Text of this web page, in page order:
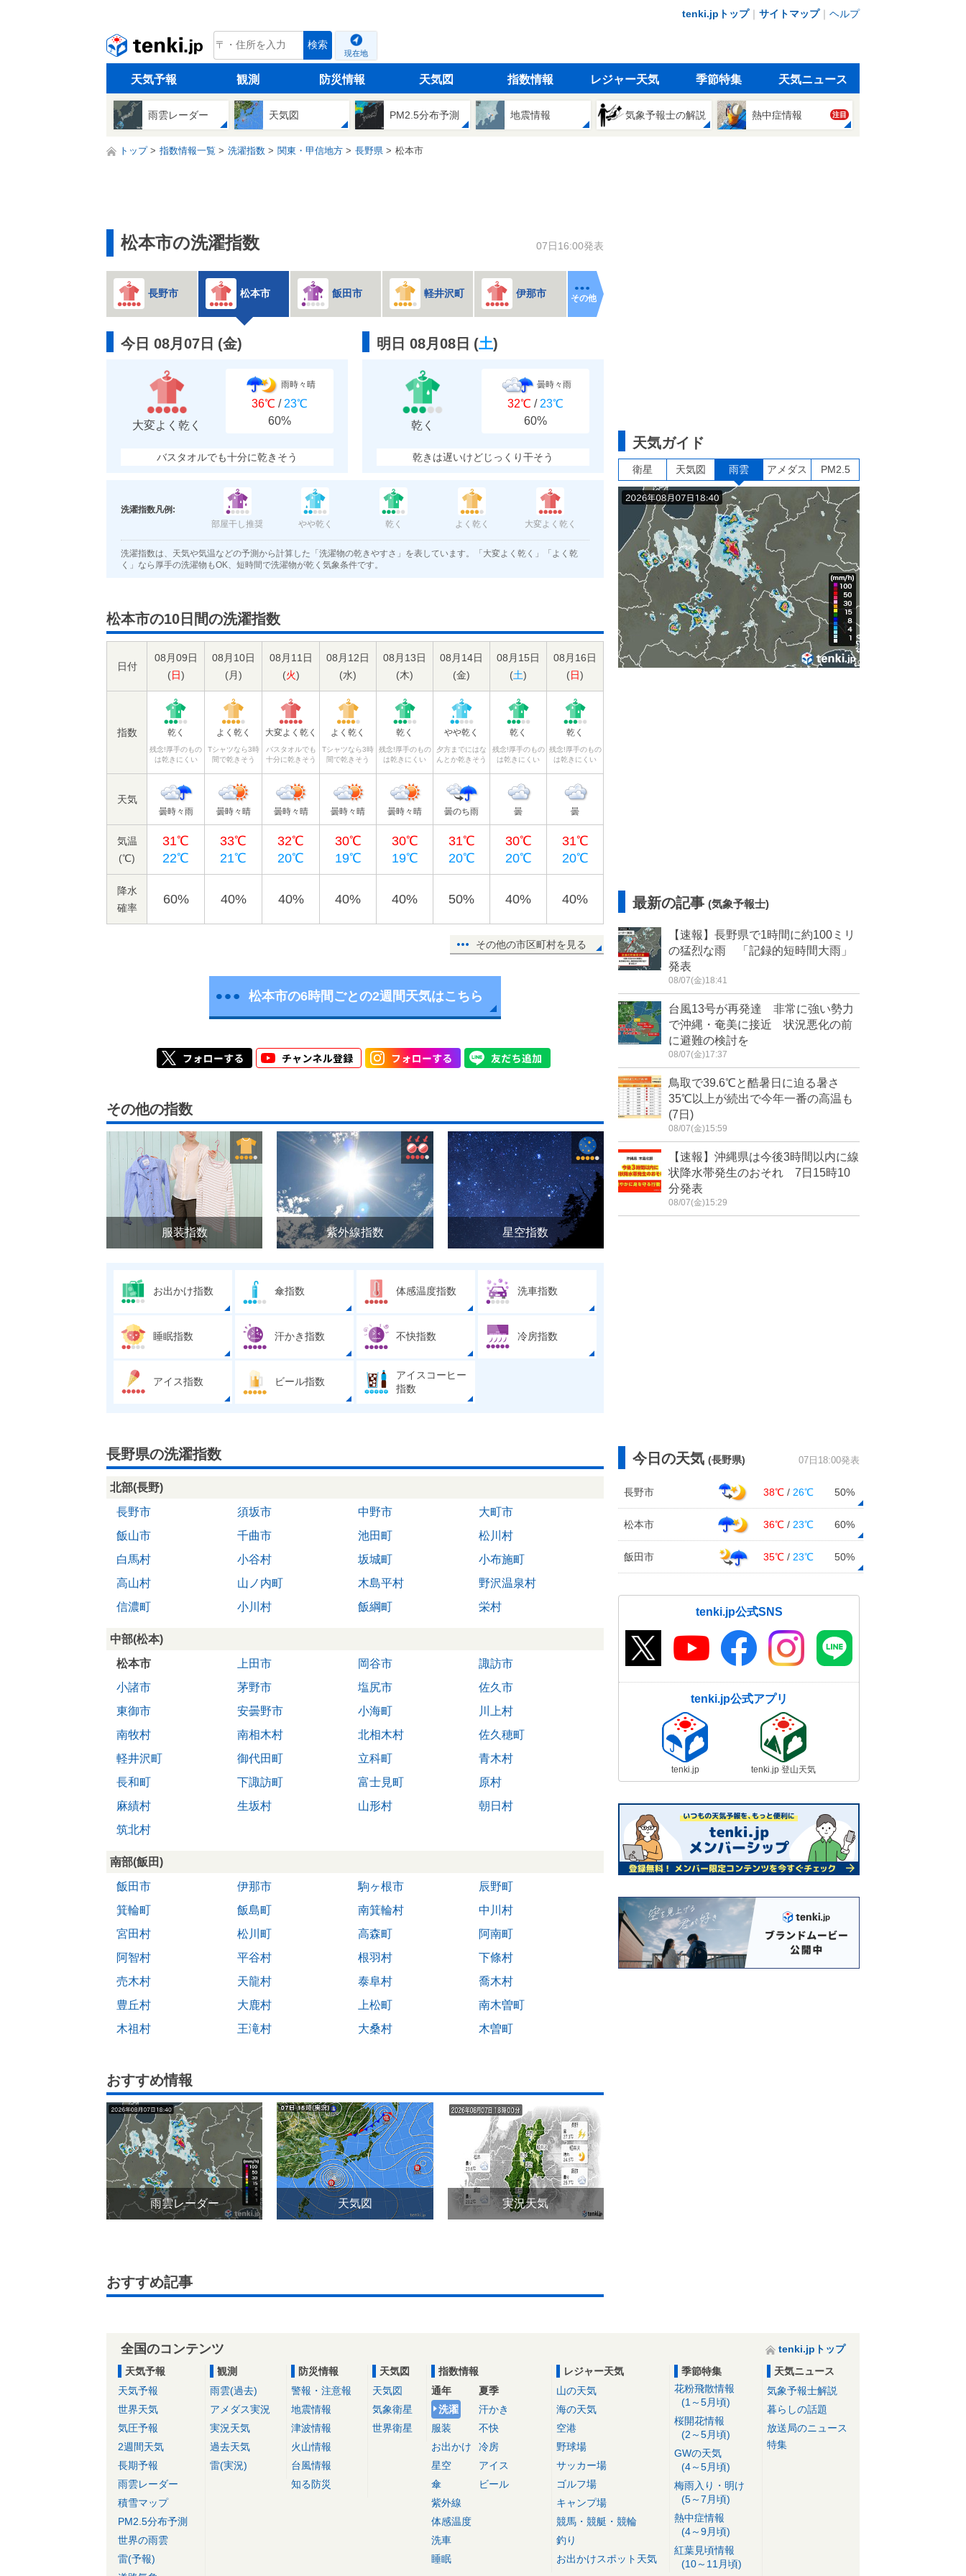
tenki.jpトップ｜ サイトマップ｜ ヘルプ
tenki.jp 検索
現在地
天気予報 観測 防災情報 天気図 指数情報 レジャー天気 季節特集 天気ニュース
雨雲レーダー 天気図 PM2.5分布予測 地震情報 気象予報士の解説 熱中症情報 注目
トップ 指数情報一覧 洗濯指数 関東・甲信地方 長野県 松本市
松本市の洗濯指数 07日16:00発表
長野市 松本市 飯田市 軽井沢町 伊那市 その他
今日 08月07日 (金)
大変よく乾く
雨時々晴
36℃ / 23℃
60%
バスタオルでも十分に乾きそう
明日 08月08日 (土)
乾く
曇時々雨
32℃ / 23℃
60%
乾きは遅いけどじっくり干そう
洗濯指数凡例:
部屋干し推奨
やや乾く 乾く よく乾く 大変よく乾く
洗濯指数は、天気や気温などの予測から計算した「洗濯物の乾きやすさ」を表しています。「大変よく乾く」「よく乾
く」なら厚手の洗濯物もOK、短時間で洗濯物が乾く気象条件です。
松本市の10日間の洗濯指数
日付
08月09日
(日)
08月10日
(月)
08月11日
(火)
08月12日
(水)
08月13日
(木)
08月14日
(金)
08月15日
(土)
08月16日
(日)
指数 乾く
残念!厚手のもの
は乾きにくい
よく乾く
Tシャツなら3時
間で乾きそう
大変よく乾く
バスタオルでも
十分に乾きそう
よく乾く
Tシャツなら3時
間で乾きそう
乾く
残念!厚手のもの
は乾きにくい
やや乾く
夕方までにはな
んとか乾きそう
乾く
残念!厚手のもの
は乾きにくい
乾く
残念!厚手のもの
は乾きにくい
天気
曇時々雨 曇時々晴 曇時々晴 曇時々晴 曇時々晴 曇のち雨 曇 曇
気温
(℃)
31℃
22℃
33℃
21℃
32℃
20℃
30℃
19℃
30℃
19℃
31℃
20℃
30℃
20℃
31℃
20℃
降水
確率
60% 40% 40% 40% 40% 50% 40% 40%
その他の市区町村を見る
松本市の6時間ごとの2週間天気はこちら
その他の指数
服装指数 紫外線指数 星空指数
お出かけ指数 傘指数 体感温度指数 洗車指数
睡眠指数 汗かき指数 不快指数 冷房指数
アイス指数 ビール指数
アイスコーヒー
指数
長野県の洗濯指数
北部(長野)
長野市
須坂市 中野市
大町市
飯山市
千曲市 池田町
松川村
白馬村
小谷村 坂城町
小布施町
高山村
山ノ内町 木島平村
野沢温泉村
信濃町
小川村 飯綱町 栄村
中部(松本)
松本市
上田市 岡谷市
諏訪市
小諸市
茅野市 塩尻市
佐久市
東御市
安曇野市 小海町
川上村
南牧村
南相木村 北相木村
佐久穂町
軽井沢町
御代田町 立科町
青木村
長和町
下諏訪町 富士見町
原村
麻績村
生坂村 山形村
朝日村
筑北村
南部(飯田)
飯田市
伊那市 駒ヶ根市
辰野町
箕輪町
飯島町 南箕輪村
中川村
宮田村
松川町 高森町
阿南町
阿智村
平谷村 根羽村
下條村
売木村
天龍村 泰阜村
喬木村
豊丘村
大鹿村 上松町
南木曽町
木祖村
王滝村 大桑村 木曽町
おすすめ情報
雨雲レーダー 天気図 実況天気
おすすめ記事
天気ガイド
衛星 天気図 雨雲 アメダス PM2.5
最新の記事 (気象予報士)
【速報】長野県で1時間に約100ミリ
の猛烈な雨 「記録的短時間大雨」
発表
08/07(金)18:41
台風13号が再発達 非常に強い勢力
で沖縄・奄美に接近 状況悪化の前
に避難の検討を
08/07(金)17:37
鳥取で39.6℃と酷暑日に迫る暑さ
35℃以上が続出で今年一番の高温も
(7日)
08/07(金)15:59
【速報】沖縄県は今後3時間以内に線
状降水帯発生のおそれ 7日15時10
分発表
08/07(金)15:29
今日の天気 (長野県) 07日18:00発表
長野市 38℃ / 26℃ 50%
松本市 36℃ / 23℃ 60%
飯田市 35℃ / 23℃ 50%
tenki.jp公式SNS
tenki.jp公式アプリ
tenki.jp tenki.jp 登山天気
全国のコンテンツ
tenki.jpトップ
天気予報
天気予報
世界天気
気圧予報
2週間天気
長期予報
雨雲レーダー
積雪マップ
PM2.5分布予測
世界の雨雲
雷(予報)
観測
雨雲(過去)
アメダス実況
実況天気
過去天気
雷(実況)
防災情報
警報・注意報
地震情報
津波情報
火山情報
台風情報
知る防災
天気図
天気図
気象衛星
世界衛星
指数情報
通年
洗濯
服装
お出かけ
星空
傘
紫外線
体感温度
洗車
睡眠
夏季
汗かき
不快
冷房
アイス
ビール
レジャー天気
山の天気
海の天気
空港
野球場
サッカー場
ゴルフ場
キャンプ場
競馬・競艇・競輪
釣り
お出かけスポット天気
季節特集
花粉飛散情報
(1～5月頃)
桜開花情報
(2～5月頃)
GWの天気
(4～5月頃)
梅雨入り・明け
(5～7月頃)
熱中症情報
(4～9月頃)
紅葉見頃情報
(10～11月頃)
天気ニュース
気象予報士解説
暮らしの話題
放送局のニュース
特集